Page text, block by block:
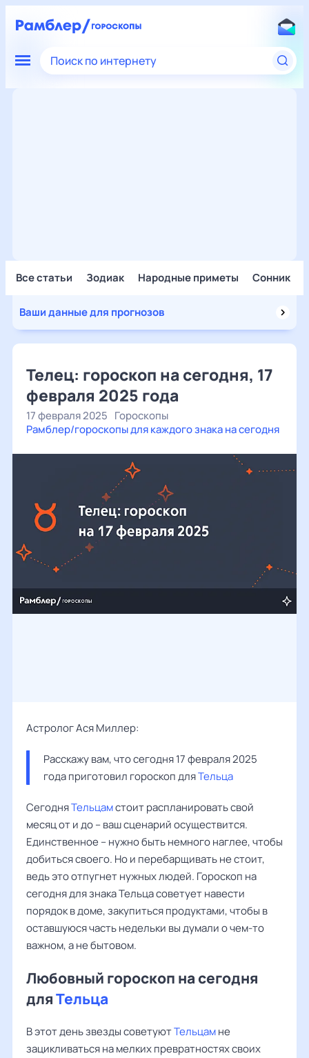
Поиск по интернету
Все статьи Зодиак Народные приметы Сонник
Ваши данные для прогнозов
Телец: гороскоп на сегодня, 17
февраля 2025 года
17 февраля 2025 Гороскопы
Рамблер/гороскопы для каждого знака на сегодня
Астролог Ася Миллер:
Расскажу вам, что сегодня 17 февраля 2025
года приготовил гороскоп для Тельца
СегодняТельцамстоит распланировать свой
месяц от и до – ваш сценарий осуществится.
Единственное – нужно быть немного наглее, чтобы
добиться своего. Но и перебарщивать не стоит,
ведь это отпугнет нужных людей. Гороскоп на
сегодня для знака Тельца советует навести
порядок в доме, закупиться продуктами, чтобы в
оставшуюся часть недельки вы думали о чем-то
важном, а не бытовом.
Любовный гороскоп на сегодня
дляТельца
В этот день звезды советуютТельцамне
зацикливаться на мелких превратностях своих